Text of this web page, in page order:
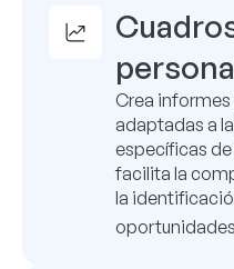
Crea
adaptadas a
específicas
facilita la
la